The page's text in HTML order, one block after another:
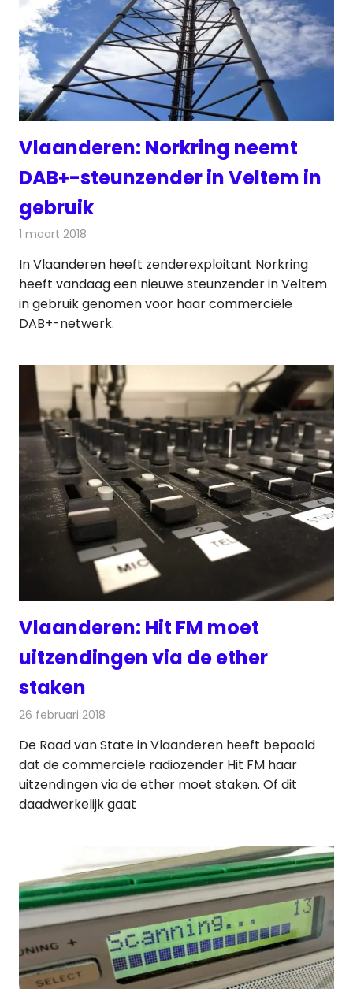
Vlaanderen: Norkring neemt
DAB+-steunzender in Veltem in
gebruik
1 maart 2018
In Vlaanderen heeft zenderexploitant Norkring
heeft vandaag een nieuwe steunzender in Veltem
in gebruik genomen voor haar commerciële
DAB+-netwerk.
Vlaanderen: Hit FM moet
uitzendingen via de ether
staken
26 februari 2018
De Raad van State in Vlaanderen heeft bepaald
dat de commerciële radiozender Hit FM haar
uitzendingen via de ether moet staken. Of dit
daadwerkelijk gaat